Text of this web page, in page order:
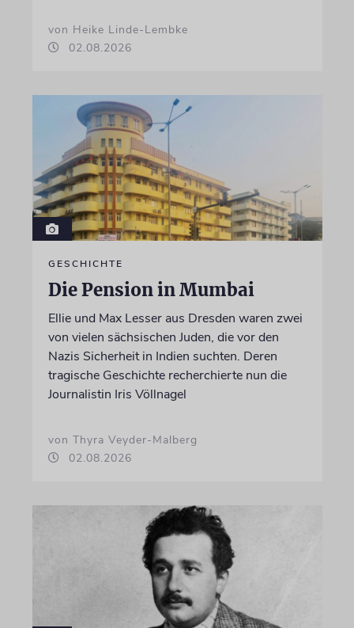
von Heike Linde-Lembke
02.08.2026
GESCHICHTE
Die Pension in Mumbai
Ellie und Max Lesser aus Dresden waren zwei
von vielen sächsischen Juden, die vor den
Nazis Sicherheit in Indien suchten. Deren
tragische Geschichte recherchierte nun die
Journalistin Iris Völlnagel
von Thyra Veyder-Malberg
02.08.2026